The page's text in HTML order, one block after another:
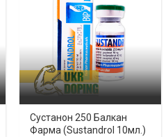
Сустанон 250 Балкан
Фарма (Sustandrol 10мл.)